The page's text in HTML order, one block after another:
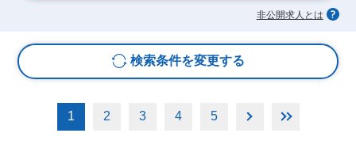
非公開求人とは
検索条件を変更する
1 2 3 4 5